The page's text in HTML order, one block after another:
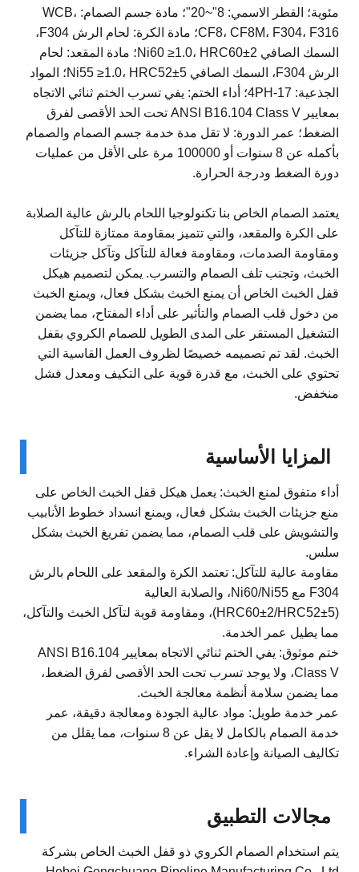
مئوية؛ القطر الاسمي: 8"~20"؛ مادة جسم الصمام: WCB،
CF8، CF8M، F304، F316؛ مادة الكرة: لحام الرش F304،
السمك الصافي Ni60 ≥1.0، HRC60±2؛ مادة المقعد: لحام
الرش F304، السمك الصافي Ni55 ≥1.0، HRC52±5؛ المواد
الجذعية: 17-4PH؛ أداء الختم: يفي تسرب الختم ثنائي الاتجاه
بمعايير ANSI B16.104 Class V تحت الحد الأقصى لفرق
الضغط؛ عمر الدورة: لا تقل مدة خدمة جسم الصمام والصمام
بأكمله عن 8 سنوات أو 100000 مرة على الأقل من عمليات
دورة الضغط ودرجة الحرارة.
يعتمد الصمام الخاص بنا تكنولوجيا اللحام بالرش عالية الصلابة
على الكرة والمقعد، والتي تتميز بمقاومة ممتازة للتآكل
ومقاومة الصدمات، ومقاومة فعالة للتآكل وتآكل جزيئات
الخبث، وتجنب تلف الصمام والتسرب. يمكن لتصميم هيكل
قفل الخبث الخاص أن يمنع الخبث بشكل فعال، ويمنع الخبث
من دخول قلب الصمام والتأثير على أداء المفتاح، مما يضمن
التشغيل المستقر على المدى الطويل للصمام الكروي بقفل
الخبث. لقد تم تصميمه خصيصًا لظروف العمل القاسية التي
تحتوي على الخبث، مع قدرة قوية على التكيف ومعدل فشل
منخفض.
المزايا الأساسية
أداء متفوق لمنع الخبث: يعمل هيكل قفل الخبث الخاص على
منع جزيئات الخبث بشكل فعال، ويمنع انسداد خطوط الأنابيب
والتشويش على قلب الصمام، مما يضمن تفريغ الخبث بشكل
سلس.
مقاومة عالية للتآكل: تعتمد الكرة والمقعد على اللحام بالرش
F304 مع Ni60/Ni55، والصلابة العالية
(HRC60±2/HRC52±5)، ومقاومة قوية لتآكل الخبث والتآكل،
مما يطيل عمر الخدمة.
ختم موثوق: يفي الختم ثنائي الاتجاه بمعايير ANSI B16.104
Class V، ولا يوجد تسرب تحت الحد الأقصى لفرق الضغط،
مما يضمن سلامة أنظمة معالجة الخبث.
عمر خدمة طويل: مواد عالية الجودة ومعالجة دقيقة، عمر
خدمة الصمام بالكامل لا يقل عن 8 سنوات، مما يقلل من
تكاليف الصيانة وإعادة الشراء.
مجالات التطبيق
يتم استخدام الصمام الكروي ذو قفل الخبث الخاص بشركة